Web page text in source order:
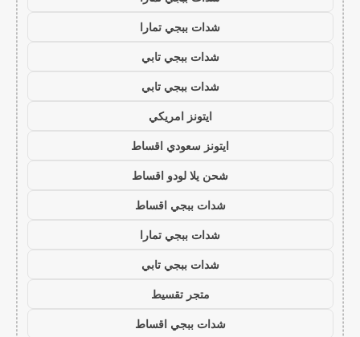
شدات ببجي تمارا
شدات ببجي تابي
شدات ببجي تابي
ايتونز امريكي
ايتونز سعودي اقساط
شحن يلا لودو اقساط
شدات ببجي اقساط
شدات ببجي تمارا
شدات ببجي تابي
متجر تقسيط
شدات ببجي اقساط